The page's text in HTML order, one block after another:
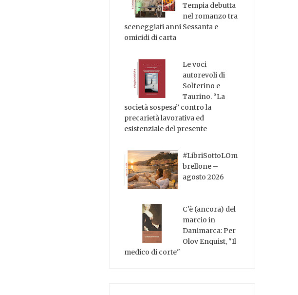
Tempia debutta
nel romanzo tra
sceneggiati anni Sessanta e
omicidi di carta
Le voci
autorevoli di
Solferino e
Taurino. “La
società sospesa” contro la
precarietà lavorativa ed
esistenziale del presente
#LibriSottoLOm
brellone –
agosto 2026
C'è (ancora) del
marcio in
Danimarca: Per
Olov Enquist, "Il
medico di corte"